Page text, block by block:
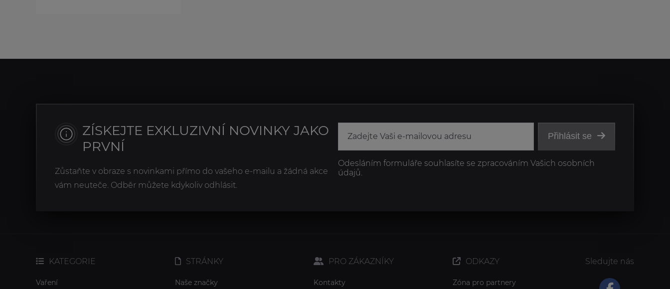
ZÍSKEJTE EXKLUZIVNÍ NOVINKY JAKO
PRVNÍ
Zůstaňte v obraze s novinkami přímo do vašeho e-mailu a žádná akce
vám neuteče. Odběr můžete kdykoliv odhlásit.
Přihlásit se
Odesláním formuláře souhlasíte se zpracováním Vašich osobních
údajů.
KATEGORIE
Vaření
STRÁNKY
Naše značky
PRO ZÁKAZNÍKY
Kontakty
ODKAZY
Zóna pro partnery
Sledujte nás